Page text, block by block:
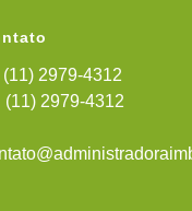
(11) 2979-4312
(11) 2979-4312